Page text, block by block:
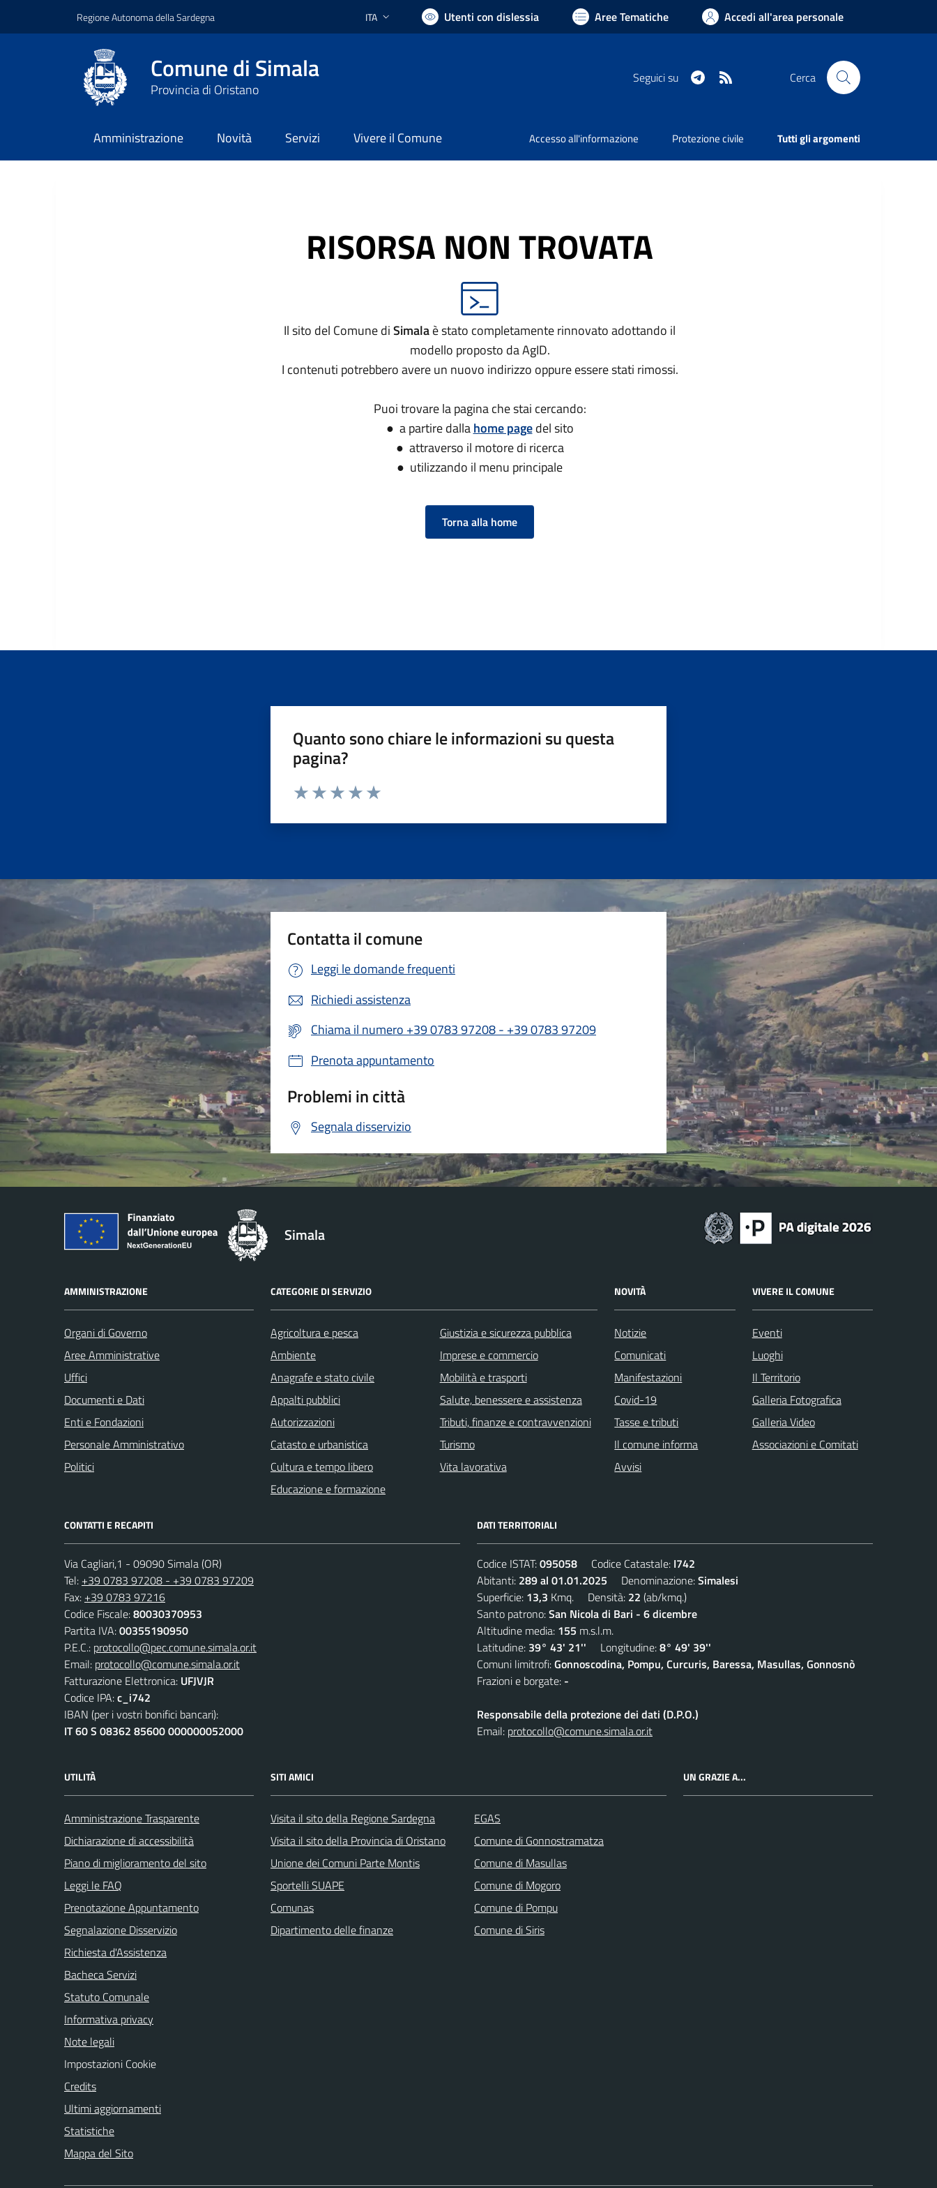
Regione Autonoma della Sardegna Lingua attiva:
ITA Utenti con dislessia Aree Tematiche Accedi all'area personale
Comune di Simala
Provincia di Oristano
Seguici su Telegram Cerca
Amministrazione Novità Servizi Vivere il Comune Accesso all'informazione Protezione civile Tutti gli argomenti
RISORSA NON TROVATA
Il sito del Comune diSimalaè stato completamente rinnovato adottando il
modello proposto da AgID.
I contenuti potrebbero avere un nuovo indirizzo oppure essere stati rimossi.
Puoi trovare la pagina che stai cercando:
● a partire dallahome pagedel sito
● attraverso il motore di ricerca
● utilizzando il menu principale
Torna alla home
Quanto sono chiare le informazioni su questa
pagina?
Valuta da 1 a 5 stelle la pagina
Contatta il comune
Leggi le domande frequenti
Richiedi assistenza
Chiama il numero +39 0783 97208 - +39 0783 97209
Prenota appuntamento
Problemi in città
Segnala disservizio
Simala
AMMINISTRAZIONE
Organi di Governo
Aree Amministrative
Uffici
Documenti e Dati
Enti e Fondazioni
Personale Amministrativo
Politici
CATEGORIE DI SERVIZIO
Agricoltura e pesca
Ambiente
Anagrafe e stato civile
Appalti pubblici
Autorizzazioni
Catasto e urbanistica
Cultura e tempo libero
Educazione e formazione
Giustizia e sicurezza pubblica
Imprese e commercio
Mobilità e trasporti
Salute, benessere e assistenza
Tributi, finanze e contravvenzioni
Turismo
Vita lavorativa
NOVITÀ
Notizie
Comunicati
Manifestazioni
Covid-19
Tasse e tributi
Il comune informa
Avvisi
VIVERE IL COMUNE
Eventi
Luoghi
Il Territorio
Galleria Fotografica
Galleria Video
Associazioni e Comitati
CONTATTI E RECAPITI
Via Cagliari,1 - 09090 Simala (OR)
Tel: +39 0783 97208 - +39 0783 97209
Fax: +39 0783 97216
Codice Fiscale:80030370953
Partita IVA:00355190950
P.E.C.: protocollo@pec.comune.simala.or.it
Email: protocollo@comune.simala.or.it
Fatturazione Elettronica: UFJVJR
Codice IPA:c_i742
IBAN (per i vostri bonifici bancari):
IT 60 S 08362 85600 000000052000
DATI TERRITORIALI
Codice ISTAT:095058 Codice Catastale: I742
Abitanti: 289 al 01.01.2025 Denominazione:Simalesi
Superficie: 13,3 Kmq. Densità: 22 (ab/kmq.)
Santo patrono:San Nicola di Bari - 6 dicembre
Altitudine media: 155 m.s.l.m.
Latitudine: 39° 43' 21'' Longitudine:8° 49' 39''
Comuni limitrofi:Gonnoscodina, Pompu, Curcuris, Baressa, Masullas, Gonnosnò
Frazioni e borgate: -
Responsabile della protezione dei dati (D.P.O.)
Email: protocollo@comune.simala.or.it
UTILITÀ
Amministrazione Trasparente
Dichiarazione di accessibilità
Piano di miglioramento del sito
Leggi le FAQ
Prenotazione Appuntamento
Segnalazione Disservizio
Richiesta d'Assistenza
Bacheca Servizi
Statuto Comunale
Informativa privacy
Note legali
Impostazioni Cookie
Credits
Ultimi aggiornamenti
Statistiche
Mappa del Sito
SITI AMICI
Visita il sito della Regione Sardegna
Visita il sito della Provincia di Oristano
Unione dei Comuni Parte Montis
Sportelli SUAPE
Comunas
Dipartimento delle finanze
EGAS
Comune di Gonnostramatza
Comune di Masullas
Comune di Mogoro
Comune di Pompu
Comune di Siris
UN GRAZIE A...